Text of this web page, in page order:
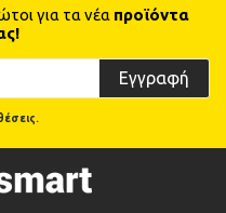
για τα νέα προϊόντα
Εγγραφή